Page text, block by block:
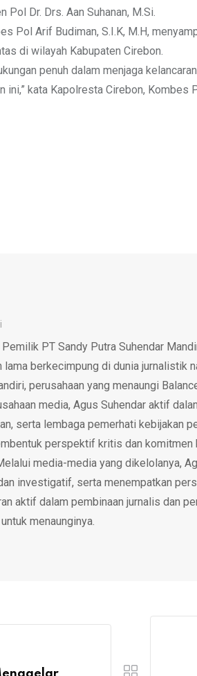
Pol Dr. Drs. Aan Suhanan, M.Si.
Pol Arif Budiman, S.I.K, M.H,
di wilayah Kabupaten Cirebon.
penuh dalam menjaga
kata Kapolresta Cirebon, Kombes
PT Sandy Putra Suhendar
lama berkecimpung di dunia jurnalistik
perusahaan yang menaungi
media, Agus Suhendar aktif
serta lembaga pemerhati kebijakan
perspektif kritis dan komitmen
media-media yang dikelolanya,
investigatif, serta menempatkan
aktif dalam pembinaan jurnalis dan
menaunginya.